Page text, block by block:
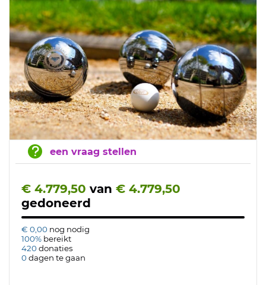
een vraag stellen
€ 4.779,50 van € 4.779,50
gedoneerd
€ 0,00 nog nodig
100% bereikt
420donaties
0dagen te gaan